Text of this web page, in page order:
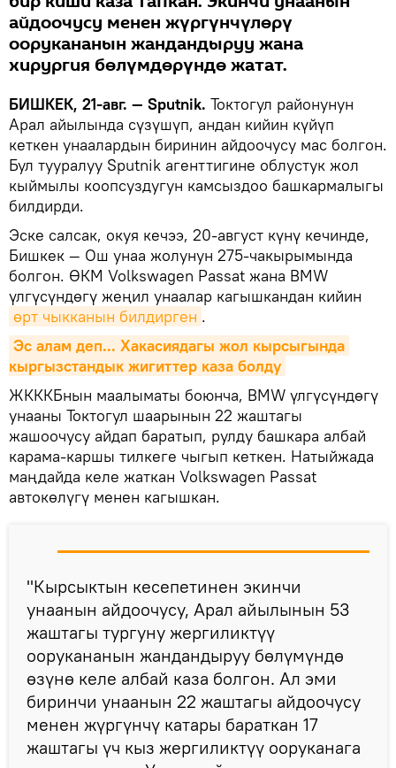
айдоочусу менен жүргүнчүлөрү
оорукананын жандандыруу жана
хирургия бөлүмдөрүндө жатат.
БИШКЕК, 21-авг. — Sputnik. Токтогул районунун
Арал айылында сүзүшүп, андан кийин күйүп
кеткен унаалардын биринин айдоочусу мас болгон.
Бул тууралуу Sputnik агенттигине облустук жол
кыймылы коопсуздугун камсыздоо башкармалыгы
билдирди.
Эске салсак, окуя кечээ, 20-август күнү кечинде,
Бишкек — Ош унаа жолунун 275-чакырымында
болгон. ӨКМ Volkswagen Passat жана BMW
үлгүсүндөгү жеңил унаалар кагышкандан кийин
өрт чыкканын билдирген .
Эс алам деп... Хакасиядагы жол кырсыгында
кыргызстандык жигиттер каза болду
ЖКККБнын маалыматы боюнча, BMW үлгүсүндөгү
унааны Токтогул шаарынын 22 жаштагы
жашоочусу айдап баратып, рулду башкара албай
карама-каршы тилкеге чыгып кеткен. Натыйжада
маңдайда келе жаткан Volkswagen Passat
автокөлүгү менен кагышкан.
"Кырсыктын кесепетинен экинчи
унаанын айдоочусу, Арал айылынын 53
жаштагы тургуну жергиликтүү
оорукананын жандандыруу бөлүмүндө
өзүнө келе албай каза болгон. Ал эми
биринчи унаанын 22 жаштагы айдоочусу
менен жүргүнчү катары бараткан 17
жаштагы үч кыз жергиликтүү ооруканага